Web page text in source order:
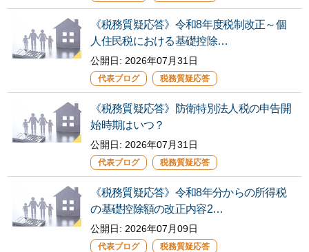
《税務質疑応答》令和8年度税制改正～個
人住民税における基礎控除…
公開日: 2026年07月31日
代表ブログ 税務質疑応答
《税務質疑応答》防衛特別法人税の申告開
始時期はいつ？
公開日: 2026年07月31日
代表ブログ 税務質疑応答
《税務質疑応答》令和8年分からの所得税
の基礎控除額の改正内容2…
公開日: 2026年07月09日
代表ブログ 税務質疑応答